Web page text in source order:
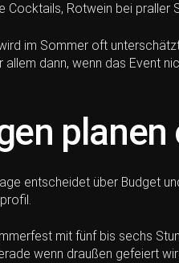
Cocktails, Rotwein bei praller
im Sommer oft
allem dann, wenn das Event
entscheidet über Budget
mit fünf bis sechs
wenn draußen gefeiert